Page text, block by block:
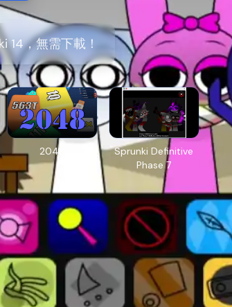
14，無需下載！
2048
Sprunki Definitive
Phase 7